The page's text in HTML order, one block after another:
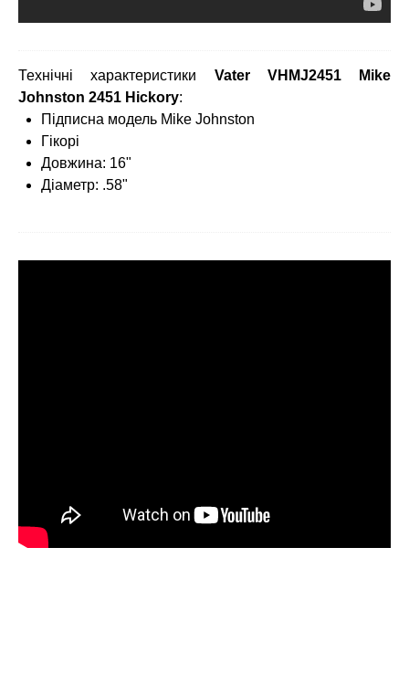
Технічні характеристики Vater VHMJ2451 Mike
Johnston 2451 Hickory:
Підписна модель Mike Johnston
Гікорі
Довжина: 16"
Діаметр: .58"